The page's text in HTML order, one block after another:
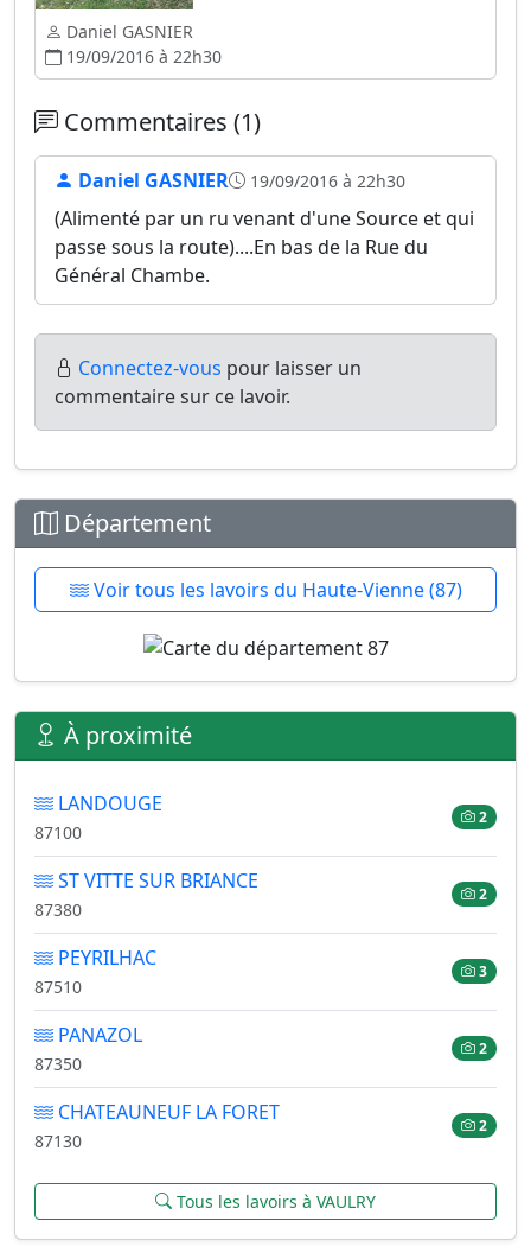
Daniel GASNIER
19/09/2016 à 22h30
Commentaires (1)
Daniel GASNIER 19/09/2016 à 22h30
(Alimenté par un ru venant d'une Source et qui
passe sous la route)....En bas de la Rue du
Général Chambe.
Connectez-vous pour laisser un
commentaire sur ce lavoir.
Département
Voir tous les lavoirs du Haute-Vienne (87)
À proximité
LANDOUGE
87100
2
ST VITTE SUR BRIANCE
87380
2
PEYRILHAC
87510
3
PANAZOL
87350
2
CHATEAUNEUF LA FORET
87130
2
Tous les lavoirs à VAULRY